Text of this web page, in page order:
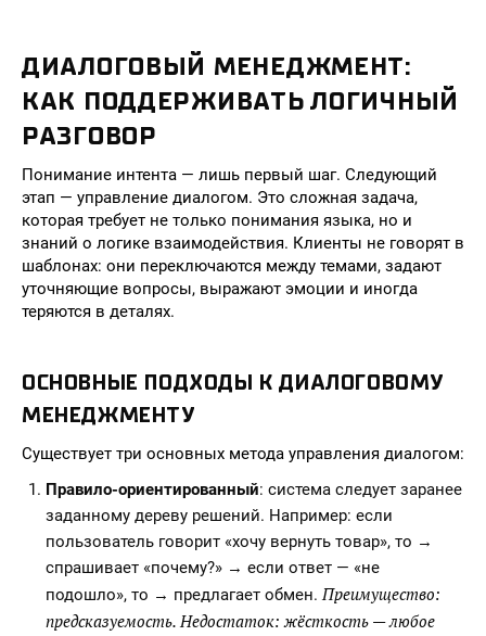
ДИАЛОГОВЫЙ МЕНЕДЖМЕНТ:
КАК ПОДДЕРЖИВАТЬ ЛОГИЧНЫЙ
РАЗГОВОР
Понимание интента — лишь первый шаг. Следующий
этап — управление диалогом. Это сложная задача,
которая требует не только понимания языка, но и
знаний о логике взаимодействия. Клиенты не говорят в
шаблонах: они переключаются между темами, задают
уточняющие вопросы, выражают эмоции и иногда
теряются в деталях.
ОСНОВНЫЕ ПОДХОДЫ К ДИАЛОГОВОМУ
МЕНЕДЖМЕНТУ
Существует три основных метода управления диалогом:
Правило-ориентированный: система следует заранее
заданному дереву решений. Например: если
пользователь говорит «хочу вернуть товар», то →
спрашивает «почему?» → если ответ — «не
подошло», то → предлагает обмен.Преимущество:
предсказуемость. Недостаток: жёсткость — любое